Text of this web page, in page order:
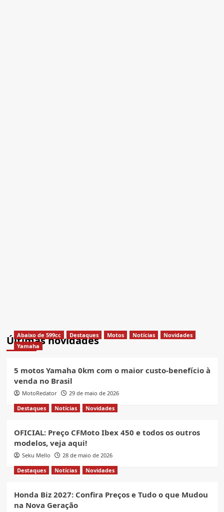
Últimas novidades
Abaixo de 599cc Destaques Motos Notícias
Novidades
Yamaha
5 motos Yamaha 0km com o maior custo-benefício à
venda no Brasil
MotoRedator
29 de maio de 2026
Destaques
Notícias Novidades
OFICIAL: Preço CFMoto Ibex 450 e todos os outros
modelos, veja aqui!
Seku Mello
28 de maio de 2026
Destaques
Notícias Novidades
Honda Biz 2027: Confira Preços e Tudo o que Mudou
na Nova Geração